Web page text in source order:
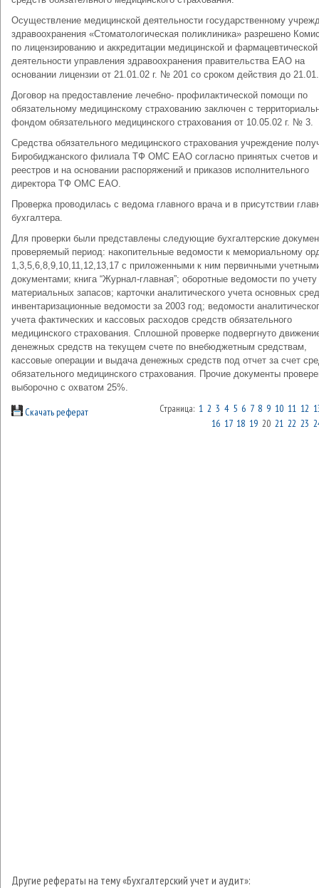
Осуществление медицинской деятельности государственному
здравоохранения «Стоматологическая поликлиника» разрешено
по лицензированию и аккредитации медицинской и фармацевтической
деятельности управления здравоохранения правительства ЕАО на
основании лицензии от 21.01.02 г. № 201 со сроком действия до
Договор на предоставление лечебно- профилактической помощи по
обязательному медицинскому страхованию заключен с
фондом обязательного медицинского страхования от 10.05.02 г. № 3.
Средства обязательного медицинского страхования учреждение
Биробиджанского филиала ТФ ОМС ЕАО согласно принятых счетов и
реестров и на основании распоряжений и приказов исполнительного
директора ТФ ОМС ЕАО.
Проверка проводилась с ведома главного врача и в присутствии
бухгалтера.
Для проверки были представлены следующие бухгалтерские
проверяемый период: накопительные ведомости к мемориальному
1,3,5,6,8,9,10,11,12,13,17 с приложенными к ним первичными
документами; книга “Журнал-главная”; оборотные ведомости по учету
материальных запасов; карточки аналитического учета основных
инвентаризационные ведомости за 2003 год; ведомости
учета фактических и кассовых расходов средств обязательного
медицинского страхования. Сплошной проверке подвергнуто
денежных средств на текущем счете по внебюджетным средствам,
кассовые операции и выдача денежных средств под отчет за счет
обязательного медицинского страхования. Прочие документы
выборочно с охватом 25%.
Скачать реферат Страница: 1 2 3 4 5 6 7 8 9 10 11 12
16 17 18 19 20 21 22 23
Другие рефераты на тему «Бухгалтерский учет и аудит»: